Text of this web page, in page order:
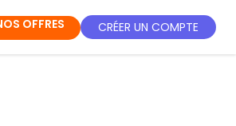
OFFRES CRÉER UN COMPTE